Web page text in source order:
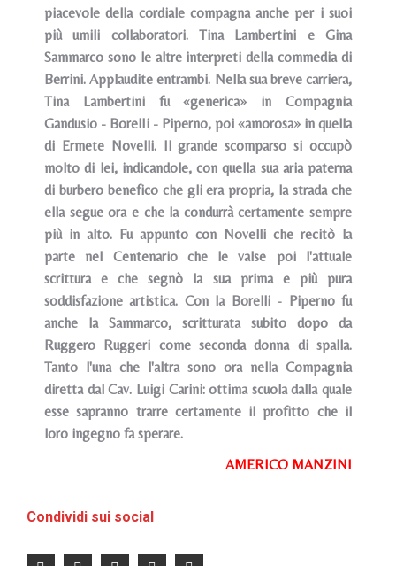
piacevole della cordiale compagna anche per i suoi
più umili collaboratori. Tina Lambertini e Gina
Sammarco sono le altre interpreti della commedia di
Berrini. Applaudite entrambi. Nella sua breve carriera,
Tina Lambertini fu «generica» in Compagnia
Gandusio - BorelIi - Piperno, poi «amorosa» in quella
di Ermete Novelli. Il grande scomparso si occupò
molto di lei, indicandole, con quella sua aria paterna
di burbero benefico che gli era propria, la strada che
ella segue ora e che la condurrà certamente sempre
più in alto. Fu appunto con Novelli che recitò la
parte nel Centenario che le valse poi l'attuale
scrittura e che segnò la sua prima e più pura
soddisfazione artistica. Con la Borelli - Piperno fu
anche la Sammarco, scritturata subito dopo da
Ruggero Ruggeri come seconda donna di spalla.
Tanto l'una che l'altra sono ora nella Compagnia
diretta dal Cav. Luigi Carini: ottima scuola dalla quale
esse sapranno trarre certamente il profitto che il
loro ingegno fa sperare.
AMERICO MANZINI
Condividi sui social